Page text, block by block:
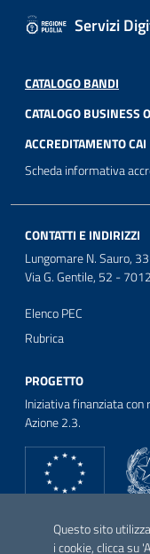
Questo sito
i cookie, clicca su
Servizi
CATALOGO BANDI
CATALOGO BUSINESS
ACCREDITAMENTO CAI
Scheda informativa
CONTATTI E INDIRIZZI
Lungomare N. Sauro,
Via G. Gentile, 52 -
Elenco PEC
Rubrica
PROGETTO
Iniziativa finanziata con
Azione 2.3.
FacebookTwitter